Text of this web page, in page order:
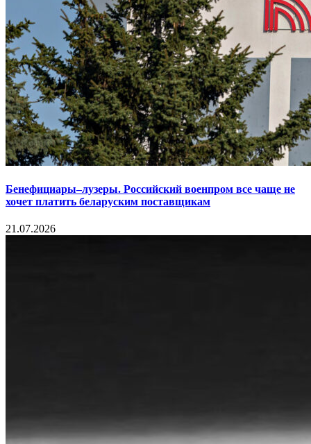
Бенефициары–лузеры. Российский военпром все чаще не
хочет платить беларуским поставщикам
21.07.2026